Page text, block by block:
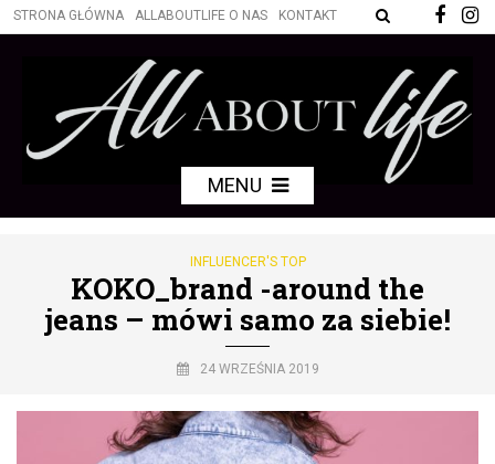
STRONA GŁÓWNA ALLABOUTLIFE O NAS KONTAKT
MENU
INFLUENCER'S TOP
KOKO_brand -around the
jeans – mówi samo za siebie!
24 WRZEŚNIA 2019